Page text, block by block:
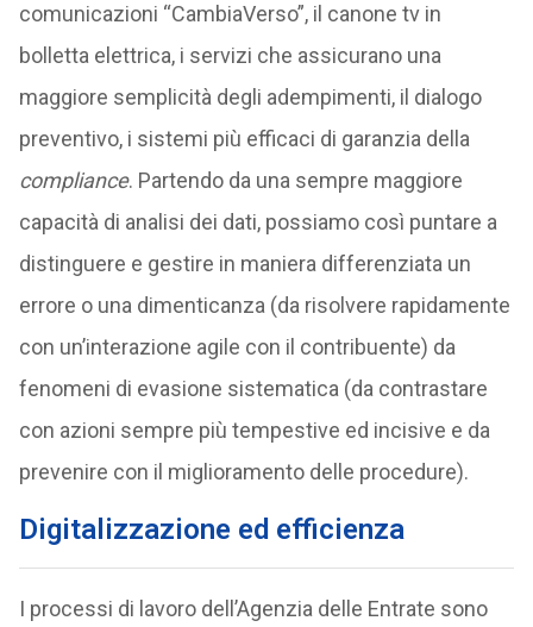
comunicazioni “CambiaVerso”, il canone tv in
bolletta elettrica, i servizi che assicurano una
maggiore semplicità degli adempimenti, il dialogo
preventivo, i sistemi più efficaci di garanzia della
compliance. Partendo da una sempre maggiore
capacità di analisi dei dati, possiamo così puntare a
distinguere e gestire in maniera differenziata un
errore o una dimenticanza (da risolvere rapidamente
con un’interazione agile con il contribuente) da
fenomeni di evasione sistematica (da contrastare
con azioni sempre più tempestive ed incisive e da
prevenire con il miglioramento delle procedure).
Digitalizzazione ed efficienza
I processi di lavoro dell’Agenzia delle Entrate sono